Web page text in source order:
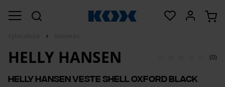
HELLY HANSEN (0)
Helly Hansen veste shell Oxford Black